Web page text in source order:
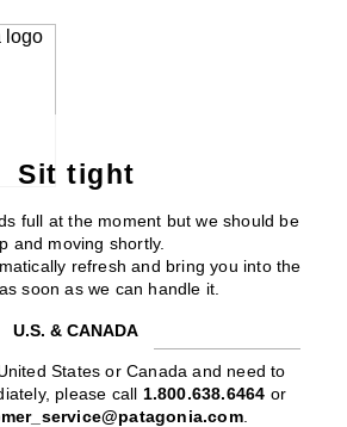
Sit tight
full at the moment but we should be
and moving shortly.
refresh and bring you into the
soon as we can handle it.
U.S. & CANADA
States or Canada and need to
please call 1.800.638.6464 or
.